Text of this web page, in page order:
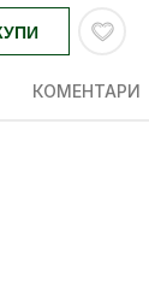
КОМЕНТАРИ